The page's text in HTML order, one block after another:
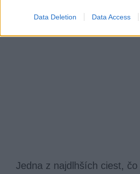
Data Deletion Data Access
Jedna z najdlhších ciest,